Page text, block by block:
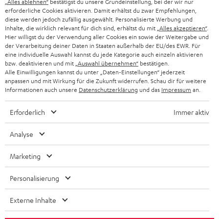
b
ö
n
e
n
Wissen
Inside
Entertainment
Shop
Im neuen Tab öffnen
Kontakt
Newsletter
Netiquette
Daten-Einstellungen
Impressum
English
Français
Nederlands
Polski
Español
Italiano
erforderliche Cookies aktivieren. Damit erhältst du zwar Empfehlungen,
diese werden jedoch zufällig ausgewählt. Personalisierte Werbung und
Inhalte, die wirklich relevant für dich sind, erhältst du mit „Alles akzeptieren“.
Hier willigst du der Verwendung aller Cookies ein sowie der Weitergabe und
der Verarbeitung deiner Daten in Staaten außerhalb der EU/des EWR. Für
eine individuelle Auswahl kannst du jede Kategorie auch einzeln aktivieren
bzw. deaktivieren und mit „Auswahl übernehmen“ bestätigen.
Alle Einwilligungen kannst du unter „Daten-Einstellungen“ jederzeit
anpassen und mit Wirkung für die Zukunft widerrufen. Schau dir für weitere
Informationen auch unsere Datenschutzerklärung und das Impressum an.
Erforderlich Immer aktiv
Analyse
Marketing
Personalisierung
Externe Inhalte